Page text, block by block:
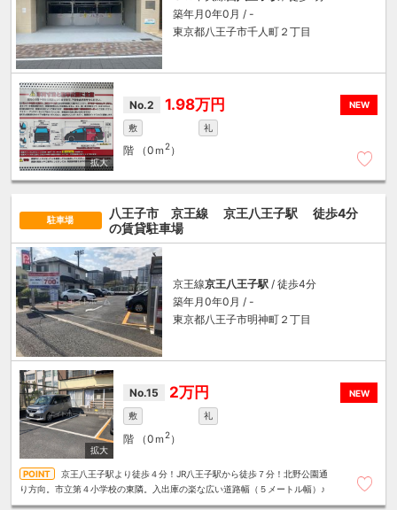
築年月0年0月 / -
東京都八王子市千人町２丁目
NEW
No.2 1.98万円
敷 礼
階 （0ｍ 2）
駐車場 八王子市 京王線 京王八王子駅
徒歩4分
の賃貸駐車場
京王線京王八王子駅 / 徒歩4分
築年月0年0月 / -
東京都八王子市明神町２丁目
NEW
No.15 2万円
敷 礼
階 （0ｍ 2）
京王八王子駅より徒歩４分！JR八王子駅から徒歩７分！北野公園通
り方向。市立第４小学校の東隣。入出庫の楽な広い道路幅（５メートル幅）♪